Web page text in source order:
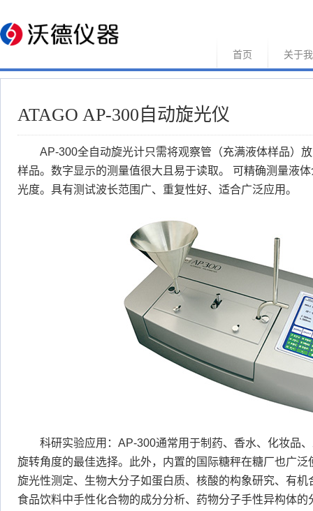
首页 关于
ATAGO AP-300自动旋光仪
AP-300全自动旋光计只需将观察管（充满液体样品）
样品。数字显示的测量值很大且易于读取。 可精确测量液
光度。具有测试波长范围广、重复性好、适合广泛应用。
科研实验应用：AP-300通常用于制药、香水、化妆品
旋转角度的最佳选择。此外，内置的国际糖秤在糖厂也广
旋光性测定、生物大分子如蛋白质、核酸的构象研究、有
食品饮料中手性化合物的成分分析、药物分子手性异构体的